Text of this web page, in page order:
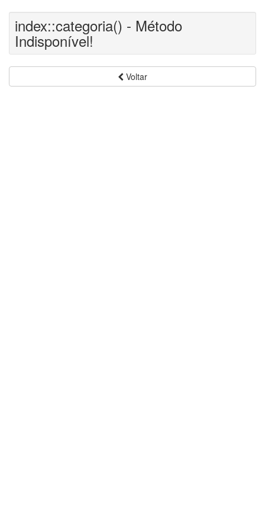
index::categoria() - Método
Indisponível!
Voltar